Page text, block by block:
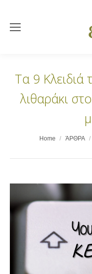
Tα 9 Κλειδιά
λιθαράκι
You are here:
Home ΆΡΘΡΑ